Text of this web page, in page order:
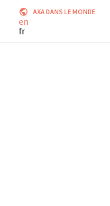
AXA DANS LE MONDE
en
fr